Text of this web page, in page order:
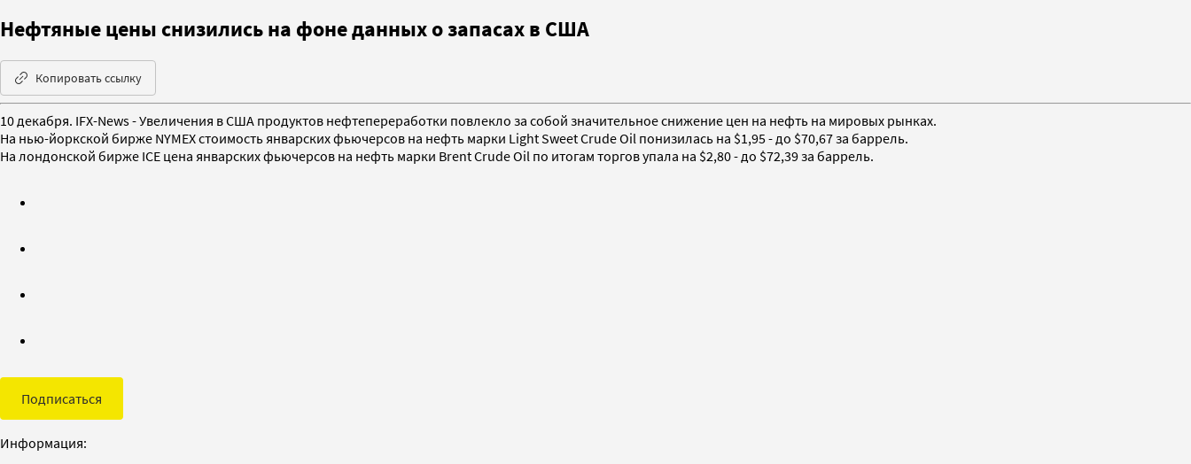
Нефтяные цены снизились на фоне данных о запасах в США
Копировать ссылку
10 декабря. IFX-News - Увеличения в США продуктов нефтепереработки повлекло за собой значительное снижение цен на нефть на мировых рынках.
На нью-йоркской бирже NYMEХ стоимость январских фьючерсов на нефть марки Light Sweet Crude Oil понизилась на $1,95 - до $70,67 за баррель.
На лондонской бирже IСE цена январских фьючерсов на нефть марки Brent Crude Oil по итогам торгов упала на $2,80 - до $72,39 за баррель.
Подписаться
Информация: